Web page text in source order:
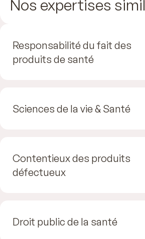
Nos expertises
Responsabilité du fait des
produits de santé
Sciences de la vie & Santé
Contentieux des produits
défectueux
Droit public de la santé